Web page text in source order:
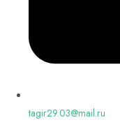
tagir29.03@mail.ru